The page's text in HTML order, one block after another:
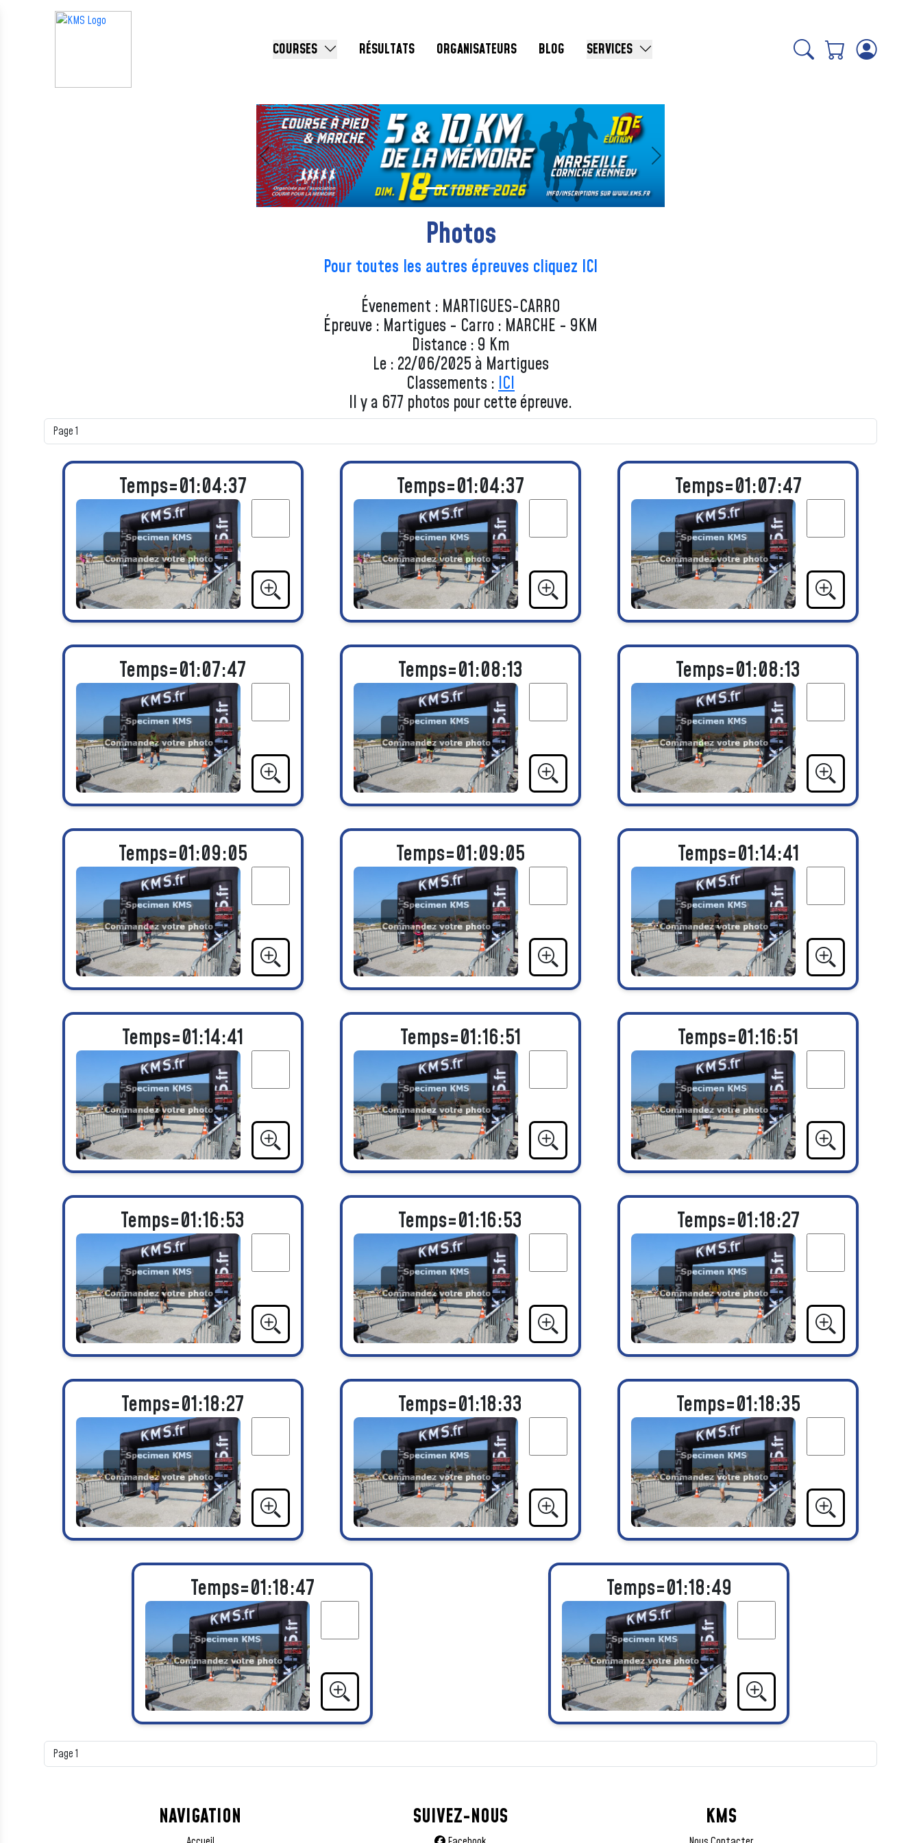
COURSES RÉSULTATS ORGANISATEURS BLOG SERVICES
Précédent Suivant
Photos
Pour toutes les autres épreuves cliquez ICI
Évenement : MARTIGUES-CARRO
Épreuve : Martigues - Carro : MARCHE - 9KM
Distance : 9 Km
Le : 22/06/2025 à Martigues
Classements :ICI
Il y a 677 photos pour cette épreuve.
Temps=01:04:37 Temps=01:04:37 Temps=01:07:47
Temps=01:07:47 Temps=01:08:13 Temps=01:08:13
Temps=01:09:05 Temps=01:09:05 Temps=01:14:41
Temps=01:14:41 Temps=01:16:51 Temps=01:16:51
Temps=01:16:53 Temps=01:16:53 Temps=01:18:27
Temps=01:18:27 Temps=01:18:33 Temps=01:18:35
Temps=01:18:47 Temps=01:18:49
NAVIGATION SUIVEZ-NOUS KMS
Panneau de gestion des cookies